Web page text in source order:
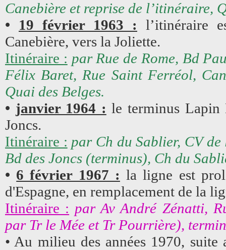
Canebière et reprise de l’itinéraire,
• 19 février 1963 : l’itinéraire
Canebière, vers la Joliette.
Itinéraire : par Rue de Rome, Bd
Félix Baret, Rue Saint Ferréol,
Quai des Belges.
• janvier 1964 : le terminus Lapin
Joncs.
Itinéraire : par Ch du Sablier, CV
Bd des Joncs (terminus), Ch du
• 6 février 1967 : la ligne est
d'Espagne, en remplacement de la
Itinéraire : par Av André Zénatti,
par Tr le Mée et Tr Pourrière),
• Au milieu des années 1970,